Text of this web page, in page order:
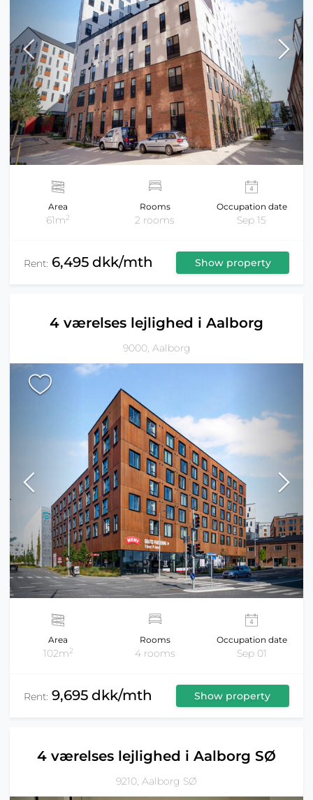
Area
61m2
Rooms
2 rooms
Occupation date
Sep 15
Rent: 6,495 dkk/mth Show property
4 værelses lejlighed i Aalborg
9000, Aalborg
Area
102m2
Rooms
4 rooms
Occupation date
Sep 01
Rent: 9,695 dkk/mth Show property
4 værelses lejlighed i Aalborg SØ
9210, Aalborg SØ